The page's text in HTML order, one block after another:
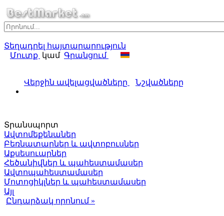
Տեղադրել հայտարարություն
Մուտք կամ Գրանցում
Վերջին ավելացվածները Նշվածները
Տրանսպորտ
Ավտոմեքենաներ
Բեռնատարներ և ավտոբուսներ
Աքսեսուարներ
Հեծանիվներ և պահեստամասեր
Ավտոպահեստամասեր
Մոտոցիկլներ և պահեստամասեր
Այլ
Ընդարձակ որոնում »